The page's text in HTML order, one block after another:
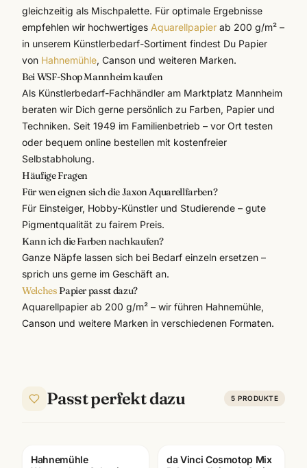
gleichzeitig als Mischpalette. Für optimale Ergebnisse
empfehlen wir hochwertiges Aquarellpapier ab 200 g/m² –
in unserem Künstlerbedarf-Sortiment findest Du Papier
von Hahnemühle, Canson und weiteren Marken.
Bei WSF-Shop Mannheim kaufen
Als Künstlerbedarf-Fachhändler am Marktplatz Mannheim
beraten wir Dich gerne persönlich zu Farben, Papier und
Techniken. Seit 1949 im Familienbetrieb – vor Ort testen
oder bequem online bestellen mit kostenfreier
Selbstabholung.
Häufige Fragen
Für wen eignen sich die Jaxon Aquarellfarben?
Für Einsteiger, Hobby-Künstler und Studierende – gute
Pigmentqualität zu fairem Preis.
Kann ich die Farben nachkaufen?
Ganze Näpfe lassen sich bei Bedarf einzeln ersetzen –
sprich uns gerne im Geschäft an.
Welches Papier passt dazu?
Aquarellpapier ab 200 g/m² – wir führen Hahnemühle,
Canson und weitere Marken in verschiedenen Formaten.
Passt perfekt dazu 5 PRODUKTE
Hahnemühle
da Vinci Cosmotop Mix